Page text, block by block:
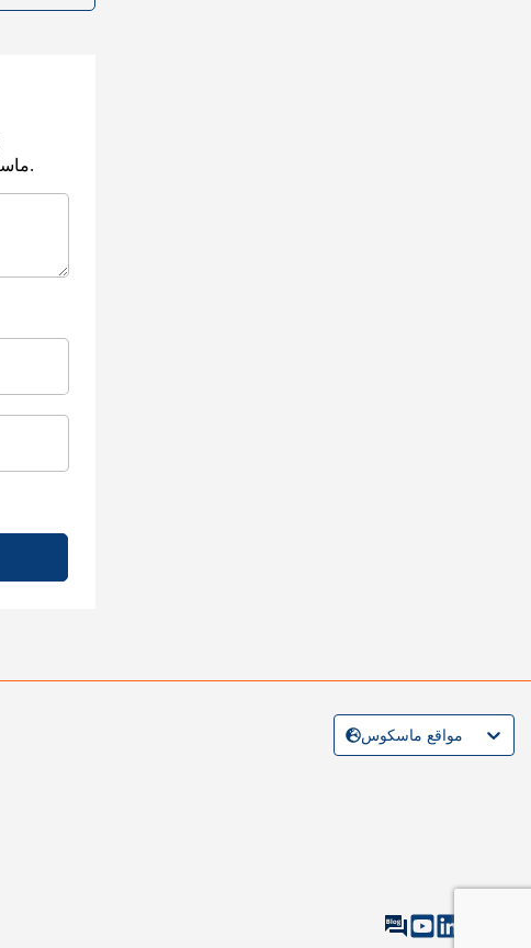
ماسكوس. نقرأ آراءك، ونرد عليها، بناء على طلبكم في أسرع وقت ممكن.
مواقع ماسكوس